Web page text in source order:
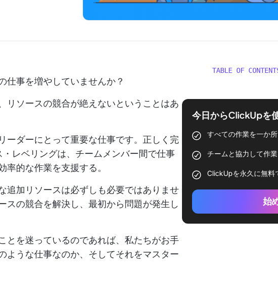
仕事を増やしていませんか？
リソースの競合が絶えないということはあ
ーダーにとって重要な仕事です。正しく完
・レベリングは、チームメンバー間で仕事
的な作業を支援する。
追加リソースは必ずしも必要ではありませ
スの競合を解決し、最初から問題が発生し
とを迷っているのであれば、私たちがお手
ような仕事なのか、そしてそれをマスター
TABLE OF
今日からClickUpを
すべての作業を一か
チームと協力して作業
ClickUpを永久に無料
始